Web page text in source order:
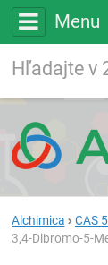
Menu
Alchimica
CAS
3,4-Dibromo-5-